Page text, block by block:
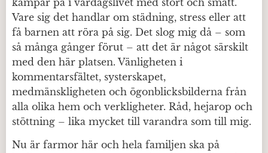
kämpar på i vardagslivet med stort och smått.
Vare sig det handlar om städning, stress eller att
få barnen att röra på sig. Det slog mig då – som
så många gånger förut – att det är något särskilt
med den här platsen. Vänligheten i
kommentarsfältet, systerskapet,
medmänskligheten och ögonblicksbilderna från
alla olika hem och verkligheter. Råd, hejarop och
stöttning – lika mycket till varandra som till mig.
Nu är farmor här och hela familjen ska på